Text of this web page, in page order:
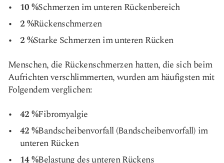
10 %Schmerzen im unteren Rückenbereich
2 %Rückenschmerzen
2 %Starke Schmerzen im unteren Rücken
Menschen, die Rückenschmerzen hatten, die sich beim
Aufrichten verschlimmerten, wurden am häufigsten mit
Folgendem verglichen:
42 %Fibromyalgie
42 %Bandscheibenvorfall (Bandscheibenvorfall) im
unteren Rücken
14 %Belastung des unteren Rückens